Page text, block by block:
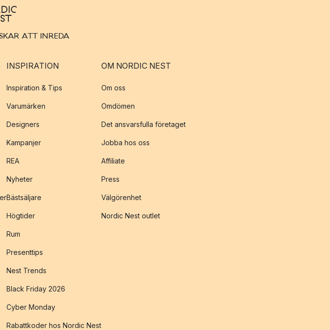
ATT INREDA
INSPIRATION
Inspiration & Tips
Varumärken
Designers
Kampanjer
REA
Nyheter
Bästsäljare
Högtider
Rum
Presenttips
Nest Trends
Black Friday 2026
Cyber Monday
Rabattkoder hos Nordic Nest
OM NORDIC NEST
Om oss
Omdömen
Det ansvarsfulla företaget
Jobba hos oss
Affiliate
Press
Välgörenhet
Nordic Nest outlet